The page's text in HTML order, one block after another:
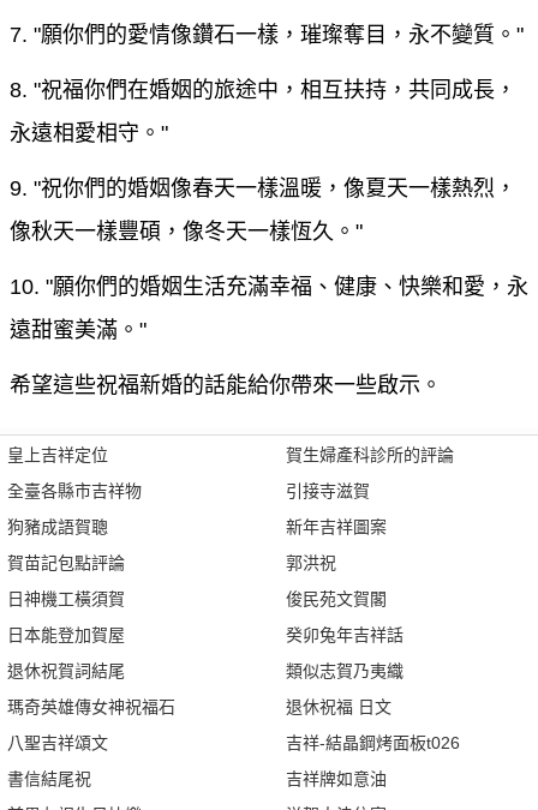
7. "願你們的愛情像鑽石一樣，璀璨奪目，永不變質。"
8. "祝福你們在婚姻的旅途中，相互扶持，共同成長，
永遠相愛相守。"
9. "祝你們的婚姻像春天一樣溫暖，像夏天一樣熱烈，
像秋天一樣豐碩，像冬天一樣恆久。"
10. "願你們的婚姻生活充滿幸福、健康、快樂和愛，永
遠甜蜜美滿。"
希望這些祝福新婚的話能給你帶來一些啟示。
皇上吉祥定位
全臺各縣市吉祥物
狗豬成語賀聰
賀苗記包點評論
日神機工橫須賀
日本能登加賀屋
退休祝賀詞結尾
瑪奇英雄傳女神祝福石
八聖吉祥頌文
書信結尾祝
賀生婦產科診所的評論
引接寺滋賀
新年吉祥圖案
郭洪祝
俊民苑文賀閣
癸卯兔年吉祥話
類似志賀乃夷織
退休祝福 日文
吉祥-結晶鋼烤面板t026
吉祥牌如意油